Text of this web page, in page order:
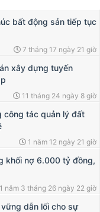
bất động sản tiếp tục
7 tháng 17 ngày 21 giờ
xây dựng tuyến
11 tháng 24 ngày 8 giờ
công tác quản lý đất
1 năm 12 ngày 21 giờ
khối nợ 6.000 tỷ đồng,
1 năm 3 tháng 26 ngày 22 giờ
dẫn lối cho sự